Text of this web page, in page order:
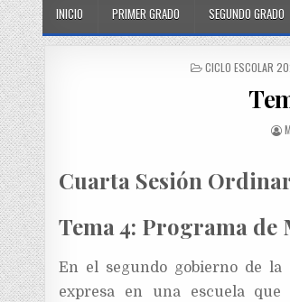
INICIO PRIMER GRADO SEGUNDO GRADO
CICLO ESCOLAR
Cuarta Sesión
Tema 4: Programa
En el segundo gobierno de
expresa en una escuela